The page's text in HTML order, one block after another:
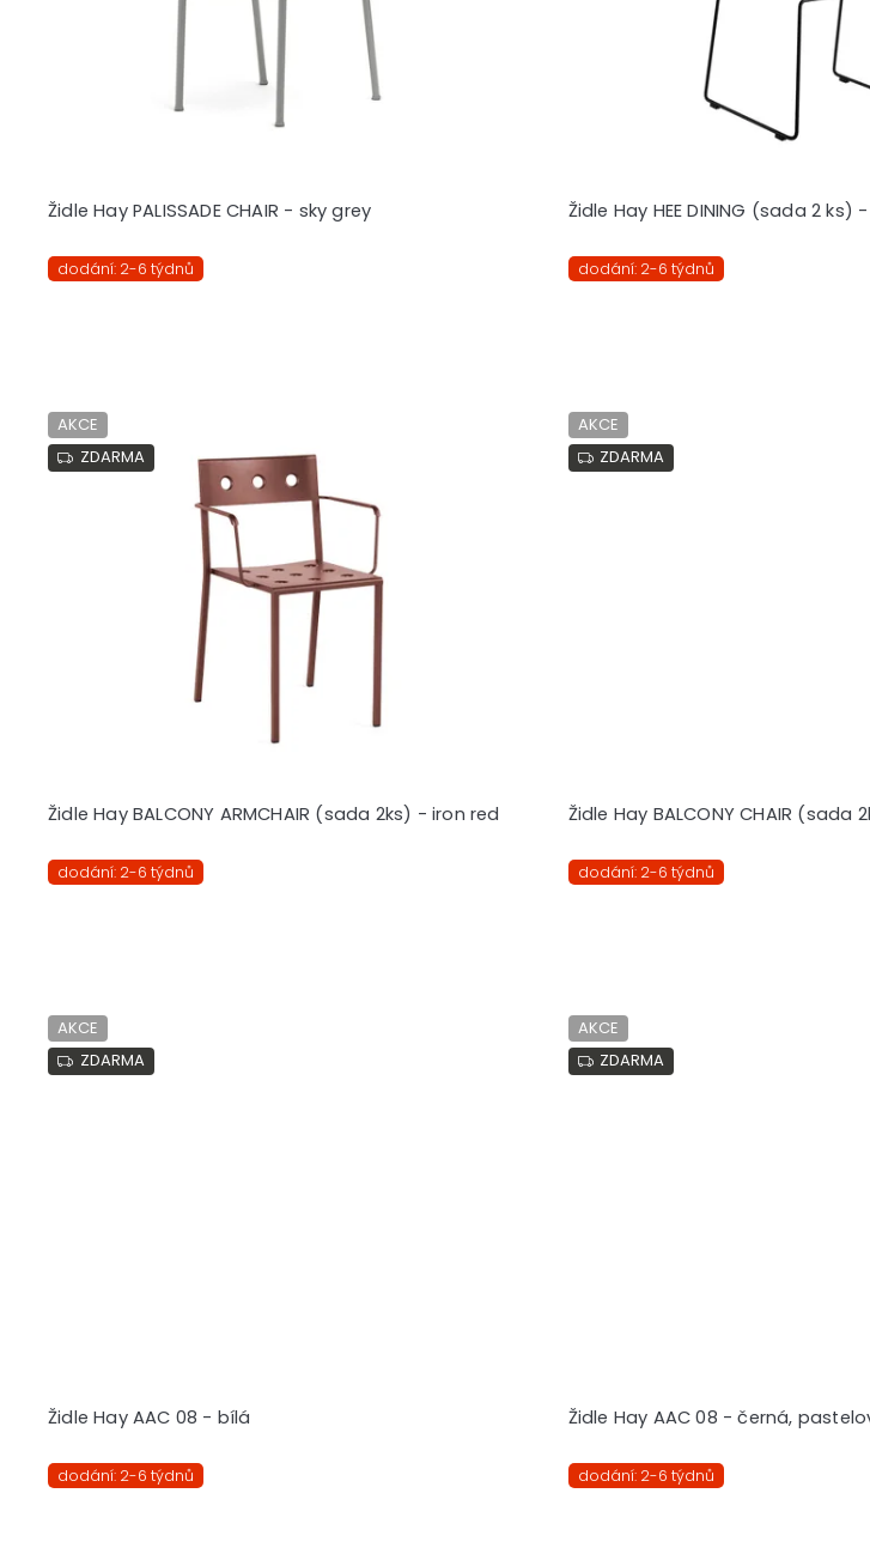
Židle Hay PALISSADE CHAIR - sky grey
dodání: 2-6 týdnů
Židle Hay HEE DINING (sada 2 ks)
dodání: 2-6 týdnů
AKCE
ZDARMA
Židle Hay BALCONY ARMCHAIR (sada 2ks) - iron red
dodání: 2-6 týdnů
AKCE
ZDARMA
Židle Hay BALCONY CHAIR (sada
dodání: 2-6 týdnů
AKCE
ZDARMA
Židle Hay AAC 08 - bílá
dodání: 2-6 týdnů
AKCE
ZDARMA
Židle Hay AAC 08 - černá,
dodání: 2-6 týdnů